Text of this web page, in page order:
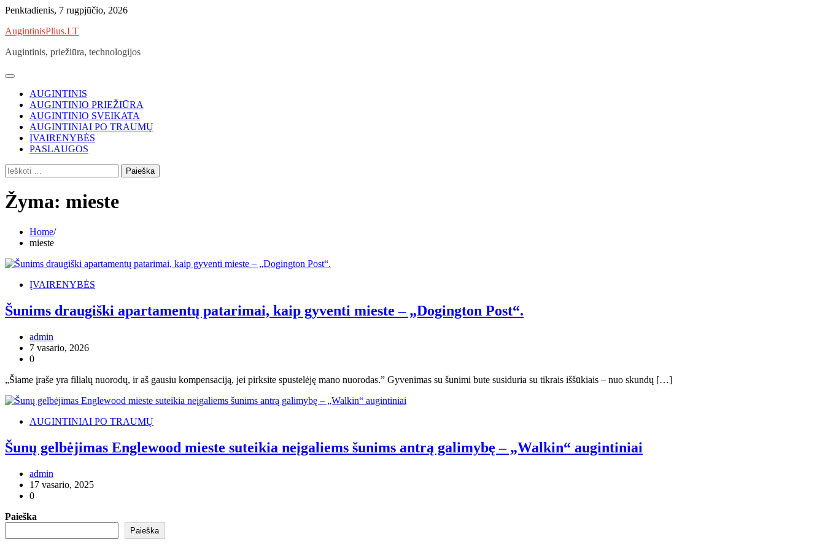
Skip
content
Penktadienis, 7 rugpjūčio, 2026
AugintinisPlius.LT
Augintinis, priežiūra, technologijos
AUGINTINIS
AUGINTINIO PRIEŽIŪRA
AUGINTINIO SVEIKATA
AUGINTINIAI PO TRAUMŲ
ĮVAIRENYBĖS
PASLAUGOS
Ieškoti:
Žyma: mieste
Home
mieste
ĮVAIRENYBĖS
Šunims draugiški apartamentų patarimai, kaip gyventi mieste – „Dogington Post“.
admin
7 vasario, 2026
0
„Šiame įraše yra filialų nuorodų, ir aš gausiu kompensaciją, jei pirksite spustelėję mano nuorodas.” Gyvenimas su šunimi bute susiduria su tikrais iššūkiais – nuo ​​skundų […]
AUGINTINIAI PO TRAUMŲ
Šunų gelbėjimas Englewood mieste suteikia neįgaliems šunims antrą galimybę – „Walkin“ augintiniai
admin
17 vasario, 2025
0
Paieška
Paieška